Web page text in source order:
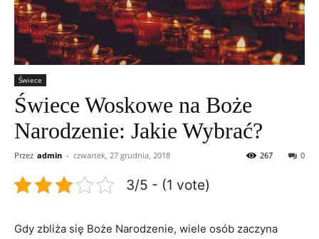
Świece
Świece Woskowe na Boże
Narodzenie: Jakie Wybrać?
Przez admin - czwartek, 27 grudnia, 2018 0
267
3/5 - (1 vote)
Gdy zbliża się⁢ Boże‍ Narodzenie,⁣ wiele osób zaczyna